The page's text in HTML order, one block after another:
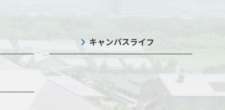
キャンパスライフ